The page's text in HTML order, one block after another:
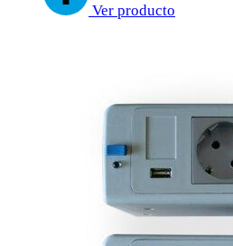
Ver producto